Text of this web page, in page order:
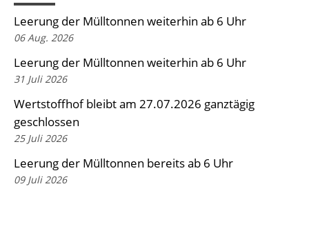
Leerung der Mülltonnen weiterhin ab 6 Uhr
06 Aug. 2026
Leerung der Mülltonnen weiterhin ab 6 Uhr
31 Juli 2026
Wertstoffhof bleibt am 27.07.2026 ganztägig
geschlossen
25 Juli 2026
Leerung der Mülltonnen bereits ab 6 Uhr
09 Juli 2026